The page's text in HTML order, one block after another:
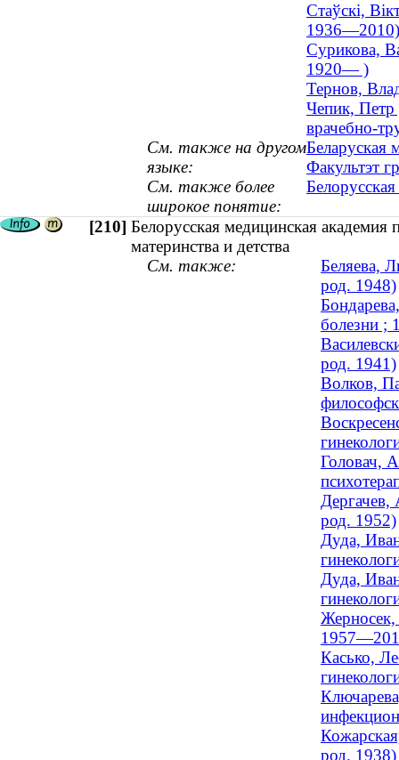
Стаўскі,
1936—2010)
Сурикова,
1920— )
Тернов,
Чепик, Петр
врачебно-
См. также на другом
языке:
Беларуская
Факультэт
См. также более
широкое понятие:
[210] Белорусская медицинская
материнства и детства
См. также:
Беляева,
род. 1948)
болезни ;
род. 1941)
Волков,
Головач,
Дергачев,
род. 1952)
Дуда,
Дуда,
Касько,
род. 1938)